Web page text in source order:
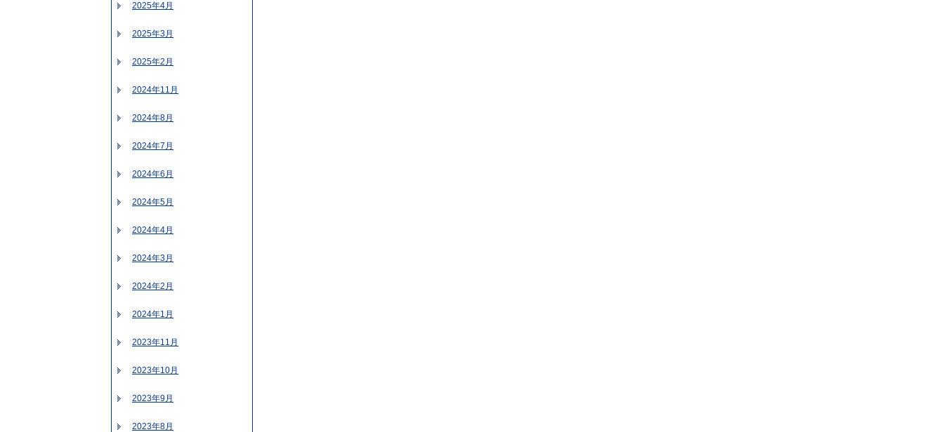
2025年4月
2025年3月
2025年2月
2024年11月
2024年8月
2024年7月
2024年6月
2024年5月
2024年4月
2024年3月
2024年2月
2024年1月
2023年11月
2023年10月
2023年9月
2023年8月